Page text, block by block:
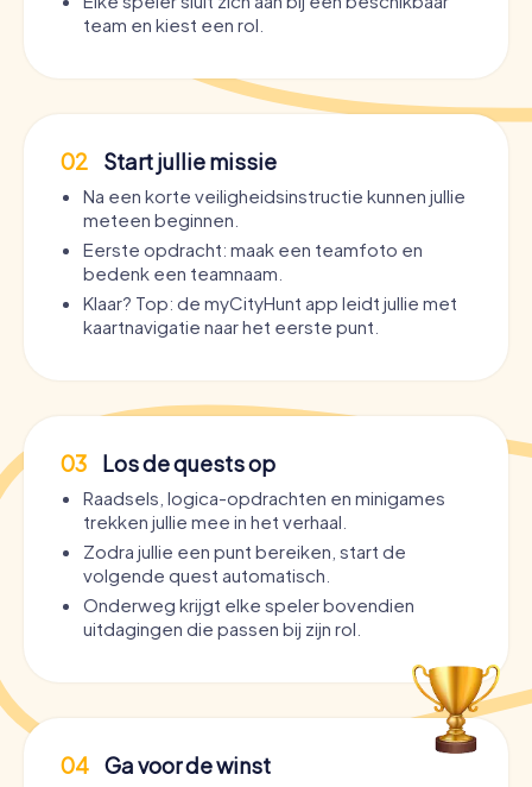
team en kiest een rol.
02 Start jullie missie
Na een korte veiligheidsinstructie kunnen jullie
meteen beginnen.
Eerste opdracht: maak een teamfoto en
bedenk een teamnaam.
Klaar? Top: de myCityHunt app leidt jullie met
kaartnavigatie naar het eerste punt.
03 Los de quests op
Raadsels, logica-opdrachten en minigames
trekken jullie mee in het verhaal.
Zodra jullie een punt bereiken, start de
volgende quest automatisch.
Onderweg krijgt elke speler bovendien
uitdagingen die passen bij zijn rol.
04 Ga voor de winst